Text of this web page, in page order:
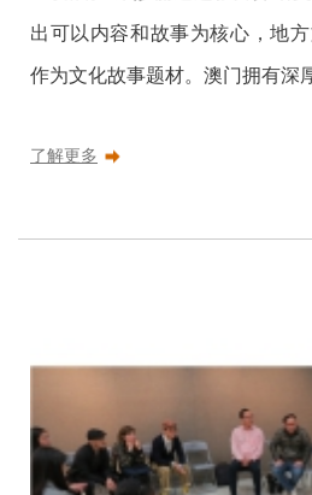
出可以内容和故事为核心，地
作为文化故事题材。澳门拥有深
了解更多